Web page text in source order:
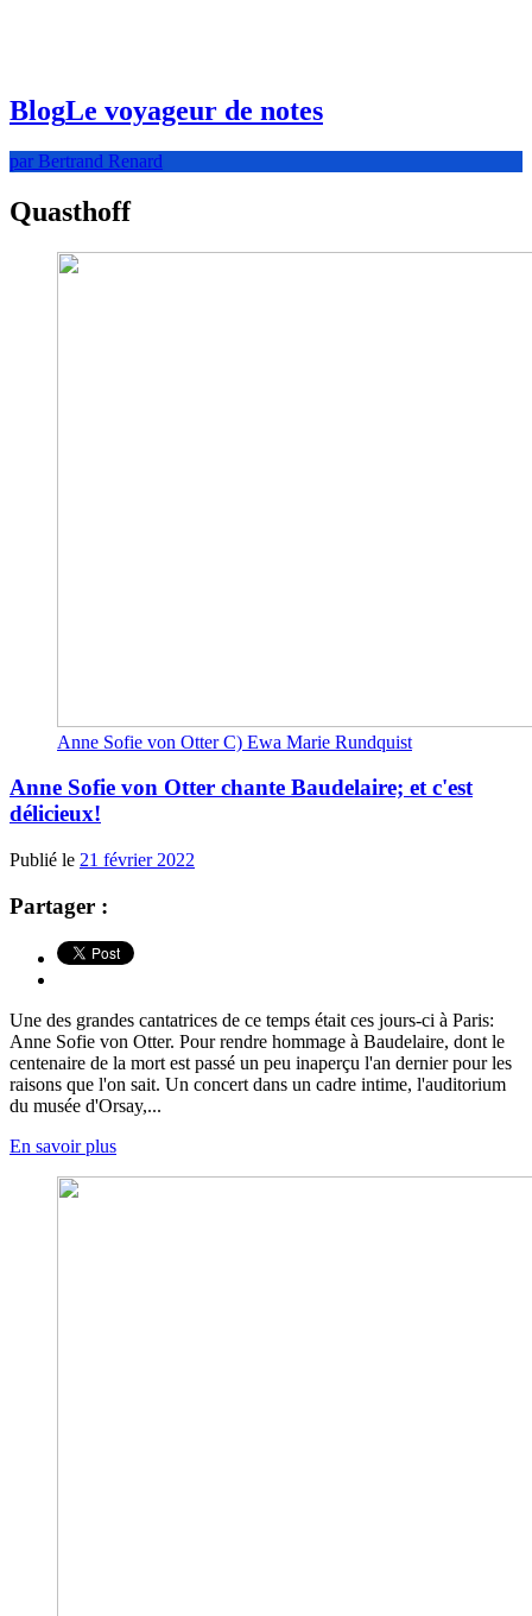
BlogLe voyageur de notes
par Bertrand Renard
Quasthoff
Anne Sofie von Otter C) Ewa Marie Rundquist
Anne Sofie von Otter chante Baudelaire; et c'est
délicieux!
Publié le 21 février 2022
Partager :
Une des grandes cantatrices de ce temps était ces jours-ci à Paris:
Anne Sofie von Otter. Pour rendre hommage à Baudelaire, dont le
centenaire de la mort est passé un peu inaperçu l'an dernier pour les
raisons que l'on sait. Un concert dans un cadre intime, l'auditorium
du musée d'Orsay,...
En savoir plus